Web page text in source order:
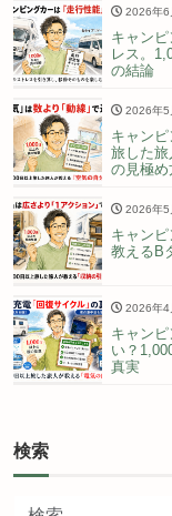
2026年6
キャン
レス。
の結論
2026年5
キャン
旅した旅
の見極め
2026年5
キャン
教えるB
2026年4
キャン
い？
真実
検索